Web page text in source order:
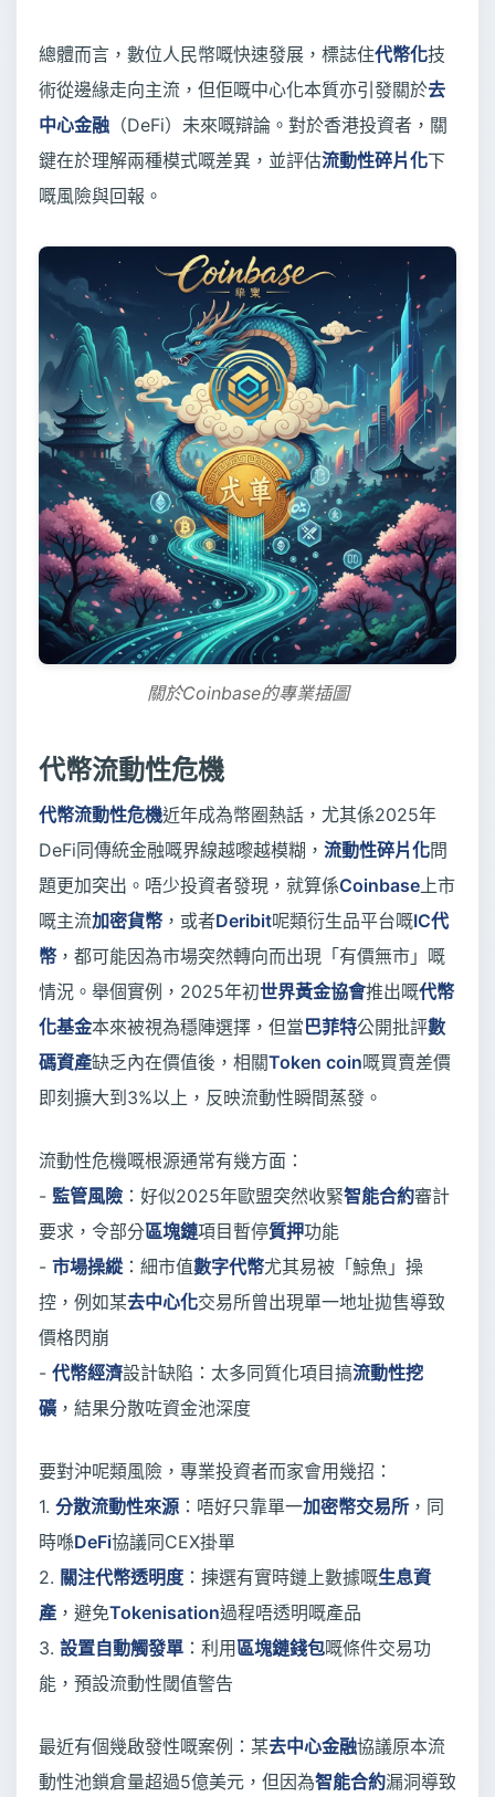
總體而言，數位人民幣嘅快速發展，標誌住代幣化技
術從邊緣走向主流，但佢嘅中心化本質亦引發關於去
中心金融 （DeFi）未來嘅辯論。對於香港投資者，關
鍵在於理解兩種模式嘅差異，並評估流動性碎片化下
嘅風險與回報。
關於Coinbase的專業插圖
代幣流動性危機
代幣流動性危機近年成為幣圈熱話，尤其係2025年
DeFi同傳統金融嘅界線越嚟越模糊， 流動性碎片化問
題更加突出。唔少投資者發現，就算係Coinbase上市
嘅主流加密貨幣 ，或者Deribit呢類衍生品平台嘅IC代
幣 ，都可能因為市場突然轉向而出現「有價無市」嘅
情況。舉個實例，2025年初世界黃金協會推出嘅代幣
化基金本來被視為穩陣選擇，但當巴菲特公開批評數
碼資產缺乏內在價值後，相關Token coin嘅買賣差價
即刻擴大到3%以上，反映流動性瞬間蒸發。
流動性危機嘅根源通常有幾方面：
- 監管風險 ：好似2025年歐盟突然收緊智能合約審計
要求，令部分區塊鏈項目暫停質押功能
- 市場操縱：細市值數字代幣尤其易被「鯨魚」操
控，例如某去中心化交易所曾出現單一地址拋售導致
價格閃崩
- 代幣經濟設計缺陷：太多同質化項目搞流動性挖
礦 ，結果分散咗資金池深度
要對沖呢類風險，專業投資者而家會用幾招：
1. 分散流動性來源 ：唔好只靠單一加密幣交易所 ，同
時喺DeFi協議同CEX掛單
2. 關注代幣透明度 ：揀選有實時鏈上數據嘅生息資
產 ，避免Tokenisation過程唔透明嘅產品
3. 設置自動觸發單 ：利用 區塊鏈錢包嘅條件交易功
能，預設流動性閾值警告
最近有個幾啟發性嘅案例：某去中心金融協議原本流
動性池鎖倉量超過5億美元，但因為智能合約漏洞導致